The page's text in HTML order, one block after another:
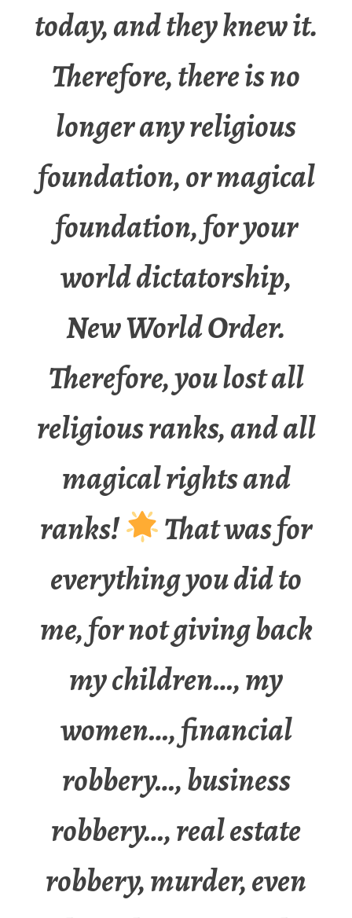
today, and they knew it.
Therefore, there is no
longer any religious
foundation, or magical
foundation, for your
world dictatorship,
New World Order.
Therefore, you lost all
religious ranks, and all
magical rights and
ranks!
That was for
everything you did to
me, for not giving back
my children…, my
women…, financial
robbery…, business
robbery…, real estate
robbery, murder, even